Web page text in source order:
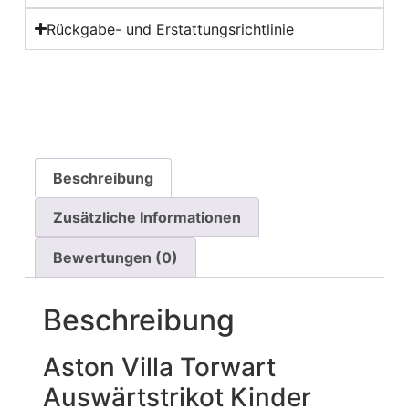
Rückgabe- und Erstattungsrichtlinie
Beschreibung
Zusätzliche Informationen
Bewertungen (0)
Beschreibung
Aston Villa Torwart
Auswärtstrikot Kinder